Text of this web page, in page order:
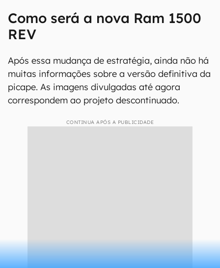
Como será a nova Ram 1500
REV
Após essa mudança de estratégia, ainda não há
muitas informações sobre a versão definitiva da
picape. As imagens divulgadas até agora
correspondem ao projeto descontinuado.
CONTINUA APÓS A PUBLICIDADE